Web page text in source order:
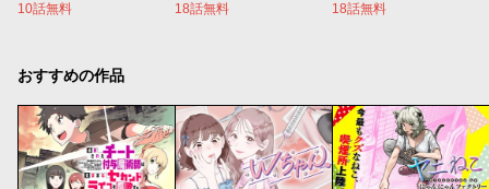
10話無料 18話無料 18話無料
おすすめの作品